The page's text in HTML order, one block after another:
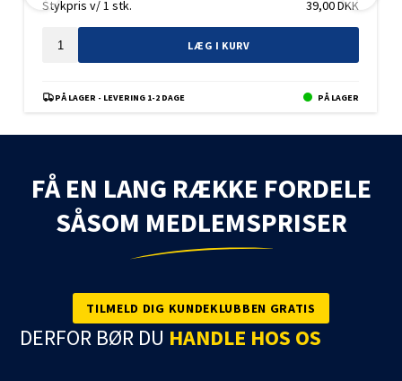
Stykpris v/ 1 stk. 39,00DKK
LÆG I KURV
PÅ LAGER - LEVERING 1-2 DAGE PÅ LAGER
FÅ EN LANG RÆKKE FORDELE
SÅSOM MEDLEMSPRISER
TILMELD DIG KUNDEKLUBBEN GRATIS
DERFOR BØR DU HANDLE HOS OS